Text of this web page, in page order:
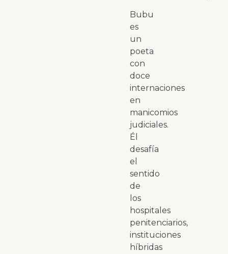
Bubu
es
un
poeta
con
doce
internaciones
en
manicomios
judiciales.
Él
desafía
el
sentido
de
los
hospitales
penitenciarios,
instituciones
híbridas